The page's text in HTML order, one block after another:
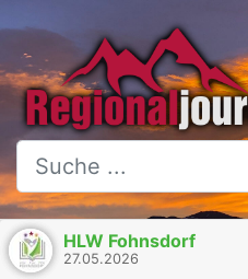
HLW Fohnsdorf
27.05.2026